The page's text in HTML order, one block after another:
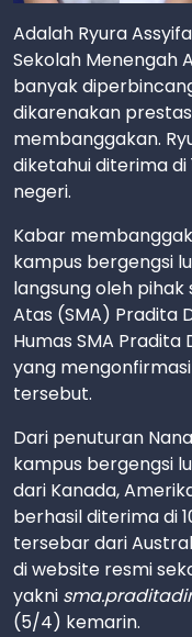
Adalah Ryura
Sekolah Menengah
banyak
dikarenakan
membanggakan.
diketahui diterima
negeri.
Kabar
kampus bergengsi
langsung oleh pihak
Atas (SMA) Pradita
Humas SMA
yang
tersebut.
Dari penuturan
kampus bergengsi
dari Kanada,
berhasil diterima di
tersebar dari
di website resmi
yakni
(5/4) kemarin.